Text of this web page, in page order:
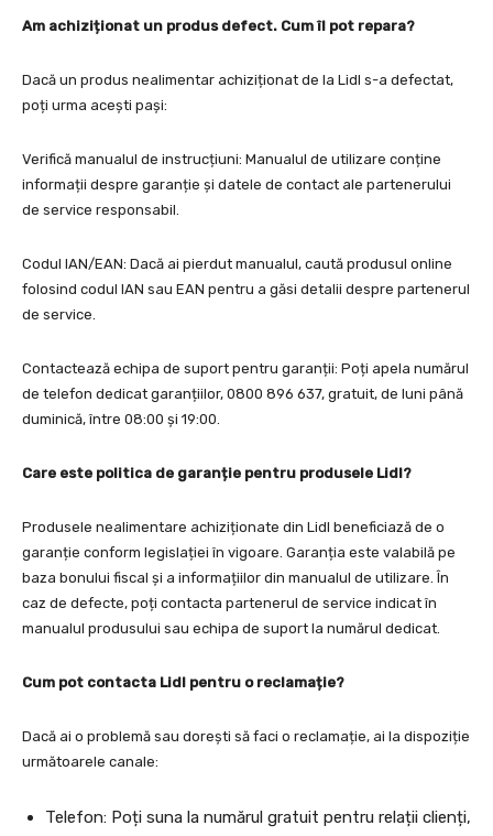
Am achiziționat un produs defect. Cum îl pot repara?
Dacă un produs nealimentar achiziționat de la Lidl s-a defectat,
poți urma acești pași:
Verifică manualul de instrucțiuni: Manualul de utilizare conține
informații despre garanție și datele de contact ale partenerului
de service responsabil.
Codul IAN/EAN: Dacă ai pierdut manualul, caută produsul online
folosind codul IAN sau EAN pentru a găsi detalii despre partenerul
de service.
Contactează echipa de suport pentru garanții: Poți apela numărul
de telefon dedicat garanțiilor, 0800 896 637, gratuit, de luni până
duminică, între 08:00 și 19:00.
Care este politica de garanție pentru produsele Lidl?
Produsele nealimentare achiziționate din Lidl beneficiază de o
garanție conform legislației în vigoare. Garanția este valabilă pe
baza bonului fiscal și a informațiilor din manualul de utilizare. În
caz de defecte, poți contacta partenerul de service indicat în
manualul produsului sau echipa de suport la numărul dedicat.
Cum pot contacta Lidl pentru o reclamație?
Dacă ai o problemă sau dorești să faci o reclamație, ai la dispoziție
următoarele canale:
Telefon: Poți suna la numărul gratuit pentru relații clienți,